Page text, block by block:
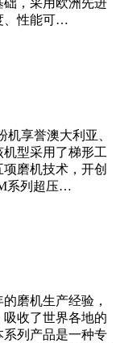
础，采用欧洲先进
、性能可…
享誉澳大利亚、
型采用了梯形工
磨机技术，开创
系列超压…
磨机生产经验，
收了世界各地的
列产品是一种专